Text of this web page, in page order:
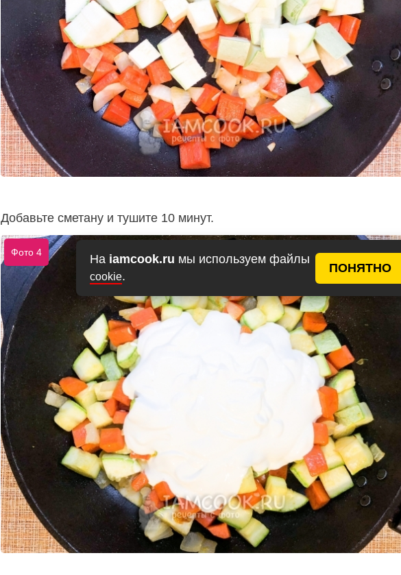
На iamcook.ru мы используем файлы
cookie.
ПОНЯТНО
Добавьте сметану и тушите 10 минут.
Фото 4